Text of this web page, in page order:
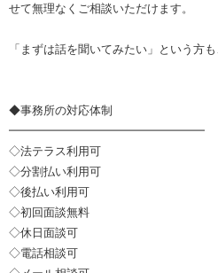
せて無理なくご相談いただけます。
「まずは話を聞いてみたい」という方
◆事務所の対応体制
━━━━━━━━━━━━━━━━━
◇法テラス利用可
◇分割払い利用可
◇後払い利用可
◇初回面談無料
◇休日面談可
◇電話相談可